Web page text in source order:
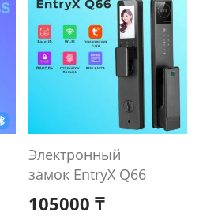
цена
цена: 60700 ₸.
Электронный
замок EntryX Q66
105000 ₸